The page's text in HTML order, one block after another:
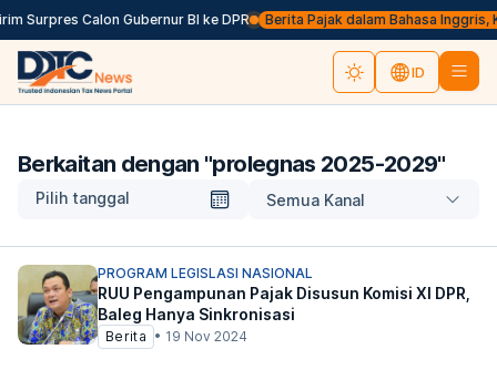
Surpres Calon Gubernur BI ke DPR Berita Pajak dalam Bahasa Inggris,
ID
Berkaitan dengan "prolegnas 2025-2029"
Pilih tanggal Semua Kanal
PROGRAM LEGISLASI NASIONAL
RUU Pengampunan Pajak Disusun Komisi XI DPR,
Baleg Hanya Sinkronisasi
Berita • 19 Nov 2024